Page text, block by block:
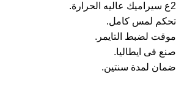
2ع سيراميك عاليه الحرارة.
تحكم لمس كامل.
موقت لضبط التايمر.
صنع فى ايطاليا.
ضمان لمدة سنتين.